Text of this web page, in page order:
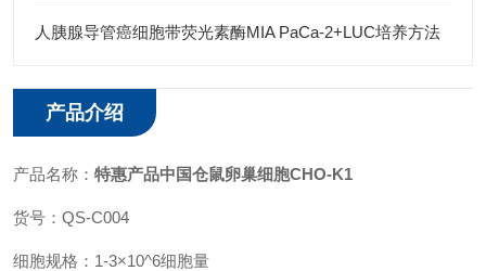
人胰腺导管癌细胞带荧光素酶MIA PaCa-2+LUC培养方法
产品介绍
产品名称： 特惠产品中国仓鼠卵巢细胞CHO-K1
货号： QS-C004
细胞规格： 1-3×10^6细胞量